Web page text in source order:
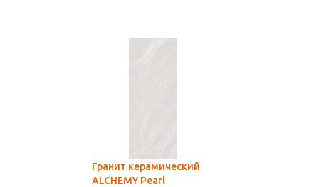
Гранит керамический
ALCHEMY Pearl